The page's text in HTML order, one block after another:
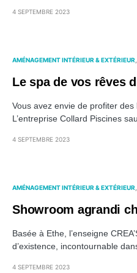
4 SEPTEMBRE 2023
AMÉNAGEMENT INTÉRIEUR & EXTÉRIEUR
Le spa de vos rêves
Vous avez envie de profiter des
L’entreprise Collard Piscines
4 SEPTEMBRE 2023
AMÉNAGEMENT INTÉRIEUR & EXTÉRIEUR
Showroom agrandi
Basée à Ethe, l’enseigne
d’existence, incontournable
4 SEPTEMBRE 2023